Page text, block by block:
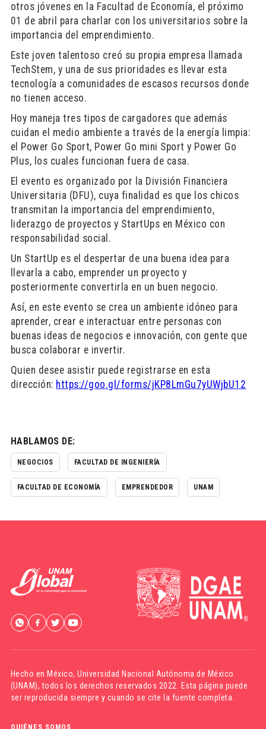
otros jóvenes en la Facultad de Economía, el próximo
01 de abril para charlar con los universitarios sobre la
importancia del emprendimiento.
Este joven talentoso creó su propia empresa llamada
TechStem, y una de sus prioridades es llevar esta
tecnología a comunidades de escasos recursos donde
no tienen acceso.
Hoy maneja tres tipos de cargadores que además
cuidan el medio ambiente a través de la energía limpia:
el Power Go Sport, Power Go mini Sport y Power Go
Plus, los cuales funcionan fuera de casa.
El evento es organizado por la División Financiera
Universitaria (DFU), cuya finalidad es que los chicos
transmitan la importancia del emprendimiento,
liderazgo de proyectos y StartUps en México con
responsabilidad social.
Un StartUp es el despertar de una buena idea para
llevarla a cabo, emprender un proyecto y
posteriormente convertirla en un buen negocio.
Así, en este evento se crea un ambiente idóneo para
aprender, crear e interactuar entre personas con
buenas ideas de negocios e innovación, con gente que
busca colaborar e invertir.
Quien desee asistir puede registrarse en esta
dirección: https://goo.gl/forms/jKP8LmGu7yUWjbU12
HABLAMOS DE:
NEGOCIOS FACULTAD DE INGENIERÍA
FACULTAD DE ECONOMÍA EMPRENDEDOR UNAM
Hecho en México,Universidad Nacional Autónoma de México
(UNAM), todos los derechos reservados 2022. Esta página puede
ser reproducida siempre y cuando se cite la fuente completa.
QUIÉNES SOMOS